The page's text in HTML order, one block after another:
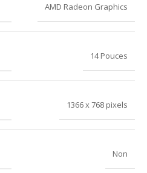
AMD Radeon Graphics
14 Pouces
1366 x 768 pixels
Non